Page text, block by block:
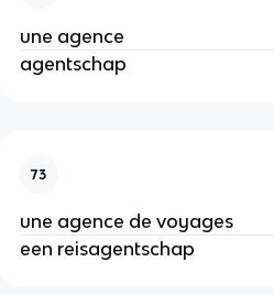
une agence
agentschap
73
une agence de voyages
een reisagentschap